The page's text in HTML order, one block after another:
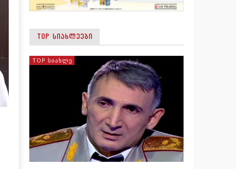
TOP ᲡᲘᲐᲮᲚᲔᲔᲑᲘ
TOP ᲡᲘᲐᲮᲚᲔ